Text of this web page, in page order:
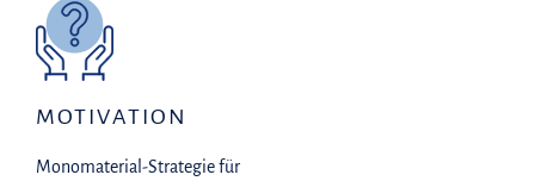
MOTIVATION
Monomaterial-Strategie für